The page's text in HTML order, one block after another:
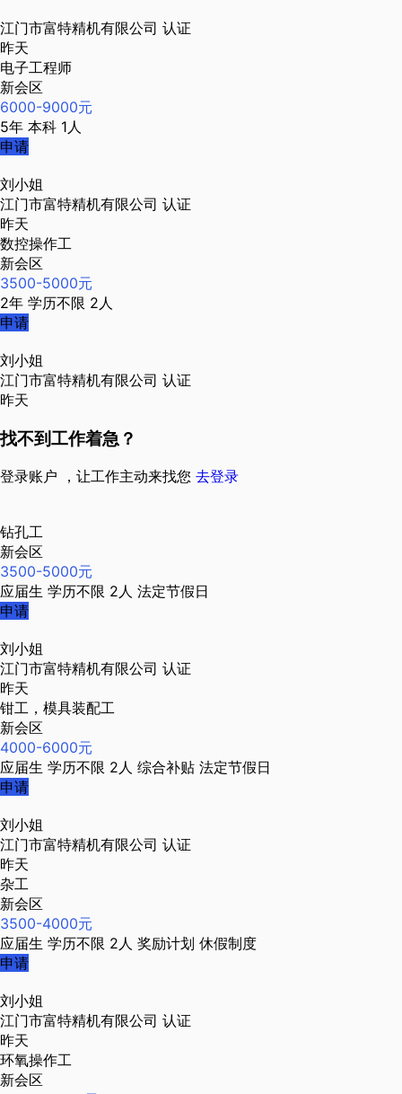
江门市富特精机有限公司 认证
昨天
电子工程师
新会区
6000-9000元
5年 本科 1人
申请
刘小姐
江门市富特精机有限公司 认证
昨天
数控操作工
新会区
3500-5000元
2年 学历不限 2人
申请
刘小姐
江门市富特精机有限公司 认证
昨天
找不到工作着急？
登录账户 ，让工作主动来找您 去登录
钻孔工
新会区
3500-5000元
应届生 学历不限 2人 法定节假日
申请
刘小姐
江门市富特精机有限公司 认证
昨天
钳工，模具装配工
新会区
4000-6000元
应届生 学历不限 2人 综合补贴 法定节假日
申请
刘小姐
江门市富特精机有限公司 认证
昨天
杂工
新会区
3500-4000元
应届生 学历不限 2人 奖励计划 休假制度
申请
刘小姐
江门市富特精机有限公司 认证
昨天
环氧操作工
新会区